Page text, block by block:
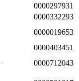
0000297931
0000332293
0000019653
0000403451
0000712043